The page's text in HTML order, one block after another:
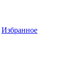
Избранное